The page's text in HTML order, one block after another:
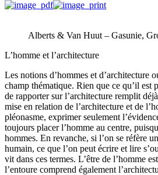
Alberts & Van Huut – Gasunie,
L’homme et l’architecture
Les notions d’hommes et d’architecture
champ thématique. Rien que ce qu’il est
de rapporter sur l’architecture remplit
mise en relation de l’architecture et de
pléonasme, exprimer seulement
toujours placer l’homme au centre,
hommes. En revanche, si l’on se réfère
humain, ce que l’on peut écrire et lire
vit dans ces termes. L’être de l’homme
l’entoure comprend également